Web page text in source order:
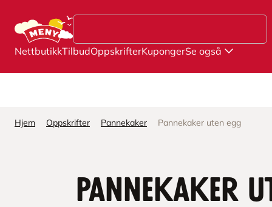
NettbutikkTilbudOppskrifterKupongerSe også
Hjem Oppskrifter Pannekaker Pannekaker uten egg
Pannekaker